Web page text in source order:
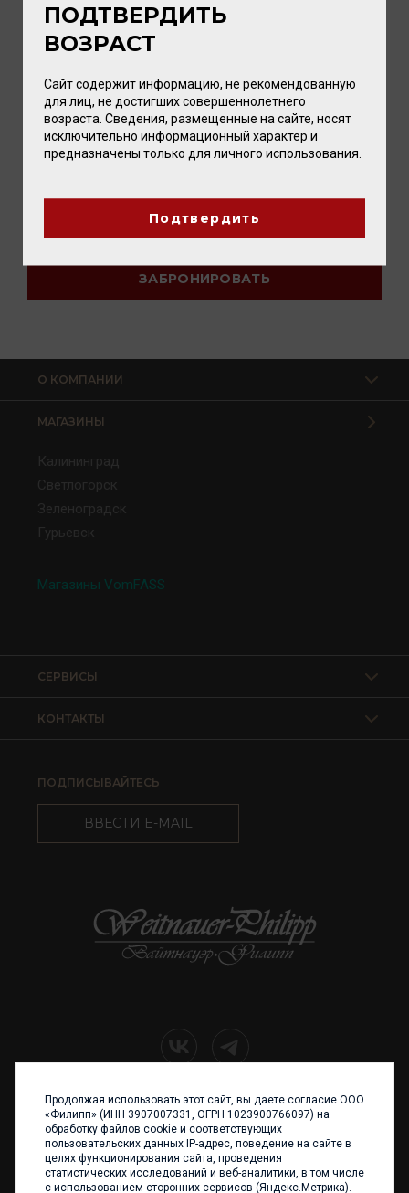
Нажимая "забронировать", Вы соглашаетесь
с условиями обработки персональных данных.
О КОМПАНИИ
МАГАЗИНЫ
Калининград
Светлогорск
Зеленоградск
Гурьевск
Магазины VomFASS
КОНТАКТЫ
СЕРВИСЫ
ПОДПИСЫВАЙТЕСЬ
ВВЕСТИ E-MAIL
+7 (4012) 960 898
236017 Калининград,
ул. Каштановая аллея, 47
Телефон: +7 4012 960 898,
+7 4012 960 856
ПОДТВЕРДИТЬ
ВОЗРАСТ
Сайт содержит информацию, не рекомендованную
для лиц, не достигших совершеннолетнего
возраста. Сведения, размещенные на сайте, носят
исключительно информационный характер и
предназначены только для личного использования.
Подтвердить
Продолжая использовать этот сайт, вы даете согласие ООО
«Филипп» (ИНН 3907007331, ОГРН 1023900766097) на
обработку файлов cookie и соответствующих
пользовательских данных IP-адрес, поведение на сайте в
целях функционирования сайта, проведения
статистических исследований и веб-аналитики, в том числе
с использованием сторонних сервисов (Яндекс.Метрика).